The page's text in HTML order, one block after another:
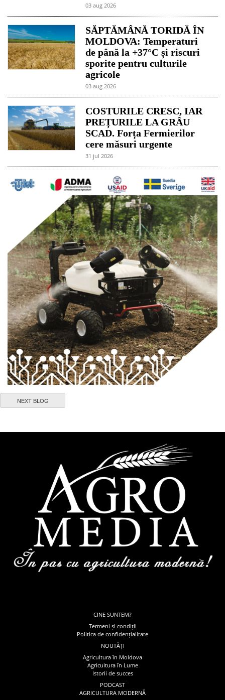
03 aug 2026
SĂPTĂMÂNĂ TORIDĂ ÎN
MOLDOVA: Temperaturi
de până la +37°C și riscuri
sporite pentru culturile
agricole
03 aug 2026
COSTURILE CRESC, IAR
PREȚURILE LA GRÂU
SCAD. Forța Fermierilor
cere măsuri urgente
31 jul 2026
NEXT BLOG
CINE SUNTEM?
Termeni și condiții
Politica de confidențialitate
NOUTĂȚI
Agricultura în Moldova
Agricultura în Lume
Istorii de succes
PODCAST
AGRICULTURA MODERNĂ